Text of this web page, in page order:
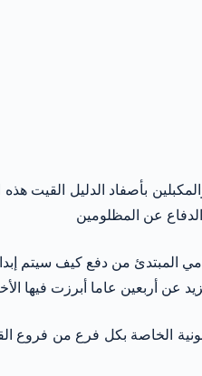
بأصفاد الدليل القيت
عن المظلومين
المبتدئ من دفع كيف سيتم
عن أربعين عاما أبرزت فيها
الخاصة بكل فرع من